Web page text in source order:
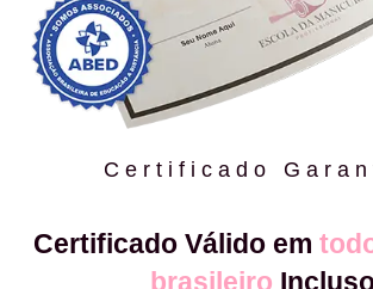
Certificado
Certificado Válido em
brasileiro